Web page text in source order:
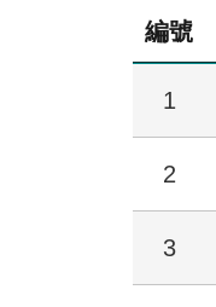
編號
1
2
3